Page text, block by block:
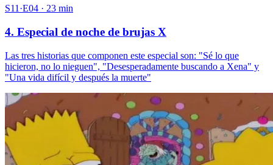
S11·E04 · 23 min
4. Especial de noche de brujas X
Las tres historias que componen este especial son: "Sé lo que
hicieron, no lo nieguen", "Desesperadamente buscando a Xena" y
"Una vida difícil y después la muerte"